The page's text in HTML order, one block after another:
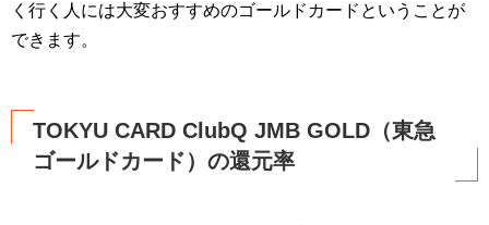
く行く人には大変おすすめのゴールドカードということが
できます。
TOKYU CARD ClubQ JMB GOLD（東急
ゴールドカード）の還元率